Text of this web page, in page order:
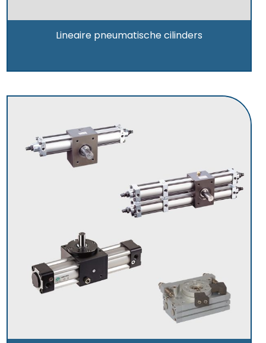
Lineaire pneumatische cilinders